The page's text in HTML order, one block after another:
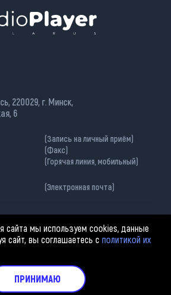
220029, г. Минск,
6
(Запись на личный приём)
(Факс)
(Горячая линия, мобильный)
(Электронная почта)
телевидение». При любом использовании
на «belarus-news.by» обязательна.
данных
сайта мы используем cookies, данные
сайт, вы соглашаетесь сполитикой их
ПРИНИМАЮ